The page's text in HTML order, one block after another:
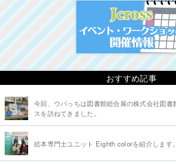
おすすめ記事
今回、ウパっちは図書館総合展の株式会社図書
スを訪ねてきました。
絵本専門士ユニット Eighth colorを紹介します。